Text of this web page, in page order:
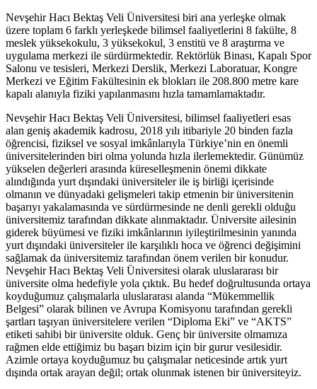
Nevşehir Hacı Bektaş Veli Üniversitesi biri ana yerleşke olmak
üzere toplam 6 farklı yerleşkede bilimsel faaliyetlerini 8 fakülte, 8
meslek yüksekokulu, 3 yüksekokul, 3 enstitü ve 8 araştırma ve
uygulama merkezi ile sürdürmektedir. Rektörlük Binası, Kapalı Spor
Salonu ve tesisleri, Merkezi Derslik, Merkezi Laboratuar, Kongre
Merkezi ve Eğitim Fakültesinin ek blokları ile 208.800 metre kare
kapalı alanıyla fiziki yapılanmasını hızla tamamlamaktadır.
Nevşehir Hacı Bektaş Veli Üniversitesi, bilimsel faaliyetleri esas
alan geniş akademik kadrosu, 2018 yılı itibariyle 20 binden fazla
öğrencisi, fiziksel ve sosyal imkânlarıyla Türkiye’nin en önemli
üniversitelerinden biri olma yolunda hızla ilerlemektedir. Günümüz
yükselen değerleri arasında küreselleşmenin önemi dikkate
alındığında yurt dışındaki üniversiteler ile iş birliği içerisinde
olmanın ve dünyadaki gelişmeleri takip etmenin bir üniversitenin
başarıyı yakalamasında ve sürdürmesinde ne denli gerekli olduğu
üniversitemiz tarafından dikkate alınmaktadır. Üniversite ailesinin
giderek büyümesi ve fiziki imkânlarının iyileştirilmesinin yanında
yurt dışındaki üniversiteler ile karşılıklı hoca ve öğrenci değişimini
sağlamak da üniversitemiz tarafından önem verilen bir konudur.
Nevşehir Hacı Bektaş Veli Üniversitesi olarak uluslararası bir
üniversite olma hedefiyle yola çıktık. Bu hedef doğrultusunda ortaya
koyduğumuz çalışmalarla uluslararası alanda “Mükemmellik
Belgesi” olarak bilinen ve Avrupa Komisyonu tarafından gerekli
şartları taşıyan üniversitelere verilen “Diploma Eki” ve “AKTS”
etiketi sahibi bir üniversite olduk. Genç bir üniversite olmamıza
rağmen elde ettiğimiz bu başarı bizim için bir gurur vesilesidir.
Azimle ortaya koyduğumuz bu çalışmalar neticesinde artık yurt
dışında ortak arayan değil; ortak olunmak istenen bir üniversiteyiz.